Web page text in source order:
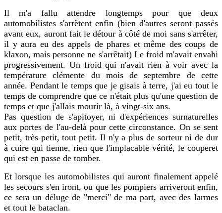
Il m'a fallu attendre longtemps pour que deux
automobilistes s'arrêtent enfin (bien d'autres seront passés
avant eux, auront fait le détour à côté de moi sans s'arrêter,
il y aura eu des appels de phares et même des coups de
klaxon, mais personne ne s'arrêtait) Le froid m'avait envahi
progressivement. Un froid qui n'avait rien à voir avec la
température clémente du mois de septembre de cette
année. Pendant le temps que je gisais à terre, j'ai eu tout le
temps de comprendre que ce n'était plus qu'une question de
temps et que j'allais mourir là, à vingt-six ans.
Pas question de s'apitoyer, ni d'expériences surnaturelles
aux portes de l'au-delà pour cette circonstance. On se sent
petit, très petit, tout petit. Il n'y a plus de sorteur ni de dur
à cuire qui tienne, rien que l'implacable vérité, le couperet
qui est en passe de tomber.
Et lorsque les automobilistes qui auront finalement appelé
les secours s'en iront, ou que les pompiers arriveront enfin,
ce sera un déluge de "merci" de ma part, avec des larmes
et tout le bataclan.